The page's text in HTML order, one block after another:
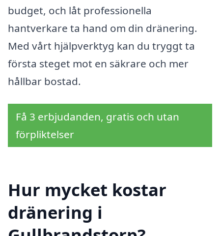
budget, och låt professionella
hantverkare ta hand om din dränering.
Med vårt hjälpverktyg kan du tryggt ta
första steget mot en säkrare och mer
hållbar bostad.
Få 3 erbjudanden, gratis och utan
förpliktelser
Hur mycket kostar
dränering i